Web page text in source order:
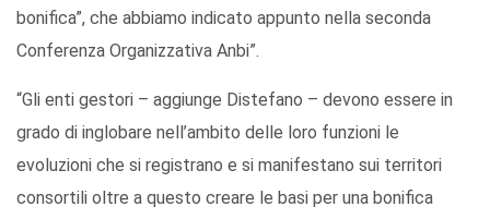
bonifica”, che abbiamo indicato appunto nella seconda
Conferenza Organizzativa Anbi”.
“Gli enti gestori – aggiunge Distefano – devono essere in
grado di inglobare nell’ambito delle loro funzioni le
evoluzioni che si registrano e si manifestano sui territori
consortili oltre a questo creare le basi per una bonifica